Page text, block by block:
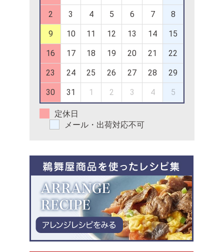
2 3 4 5 6 7 8
9 10 11 12 13 14 15
16 17 18 19 20 21 22
23 24 25 26 27 28 29
30 31 1 2 3 4 5
定休日
メール・出荷対応不可